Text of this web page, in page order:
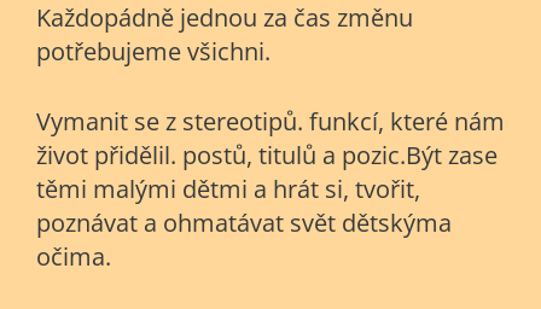
Každopádně jednou za čas změnu
potřebujeme všichni.
Vymanit se z stereotipů. funkcí, které nám
život přidělil. postů, titulů a pozic.Být zase
těmi malými dětmi a hrát si, tvořit,
poznávat a ohmatávat svět dětskýma
očima.